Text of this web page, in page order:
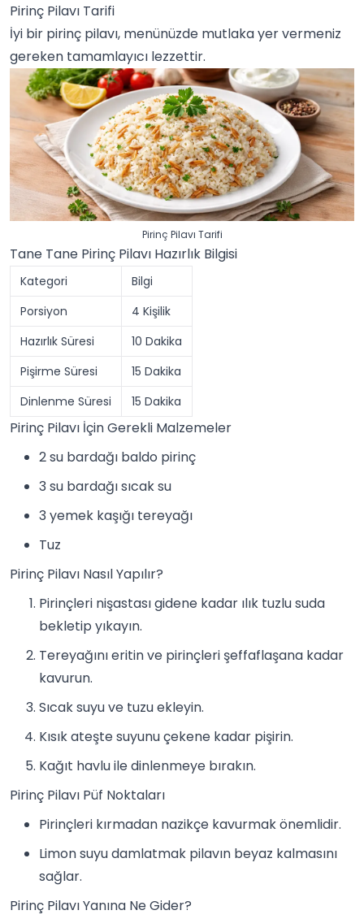
Pirinç Pilavı Tarifi
İyi bir pirinç pilavı, menünüzde mutlaka yer vermeniz
gereken tamamlayıcı lezzettir.
Pirinç Pilavı Tarifi
Tane Tane Pirinç Pilavı Hazırlık Bilgisi
Kategori
Bilgi
Porsiyon
4 Kişilik
Hazırlık Süresi
10 Dakika
Pişirme Süresi
15 Dakika
Dinlenme Süresi
15 Dakika
Pirinç Pilavı İçin Gerekli Malzemeler
2 su bardağı baldo pirinç
3 su bardağı sıcak su
3 yemek kaşığı tereyağı
Tuz
Pirinç Pilavı Nasıl Yapılır?
Pirinçleri nişastası gidene kadar ılık tuzlu suda
bekletip yıkayın.
Tereyağını eritin ve pirinçleri şeffaflaşana kadar
kavurun.
Sıcak suyu ve tuzu ekleyin.
Kısık ateşte suyunu çekene kadar pişirin.
Kağıt havlu ile dinlenmeye bırakın.
Pirinç Pilavı Püf Noktaları
Pirinçleri kırmadan nazikçe kavurmak önemlidir.
Limon suyu damlatmak pilavın beyaz kalmasını
sağlar.
Pirinç Pilavı Yanına Ne Gider?